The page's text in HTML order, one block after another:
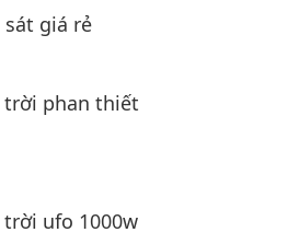
giá rẻ
phan thiết
ufo 1000w